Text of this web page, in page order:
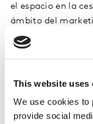
This website uses
We use cookies to
provide social
el espacio en la
ámbito del
en los festivales
lugar tuvieron
que las bebidas